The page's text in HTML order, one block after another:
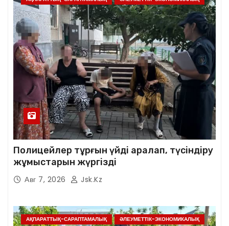
Полицейлер тұрғын үйді аралап, түсіндіру
жұмыстарын жүргізді
Авг 7, 2026 Jsk.kz
АҚПАРАТТЫҚ-САРАПТАМАЛЫҚ ӘЛЕУМЕТТІК-ЭКОНОМИКАЛЫҚ